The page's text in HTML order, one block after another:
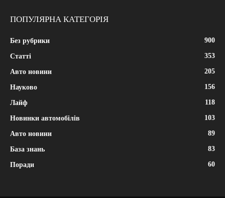
ПОПУЛЯРНА КАТЕГОРІЯ
Без рубрики 900
Статті 353
Авто новини 205
Науково 156
Лайф 118
Новинки автомобілів 103
Авто новини 89
База знань 83
Поради 60